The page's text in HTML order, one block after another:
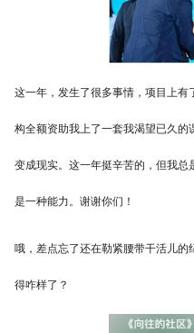
这一年，发生了很多事情，项目上
构全额资助我上了一套我渴望已久
变成现实。这一年挺辛苦的，但我
是一种能力。谢谢你们！
哦，差点忘了还在勒紧腰带干活儿
得咋样了？